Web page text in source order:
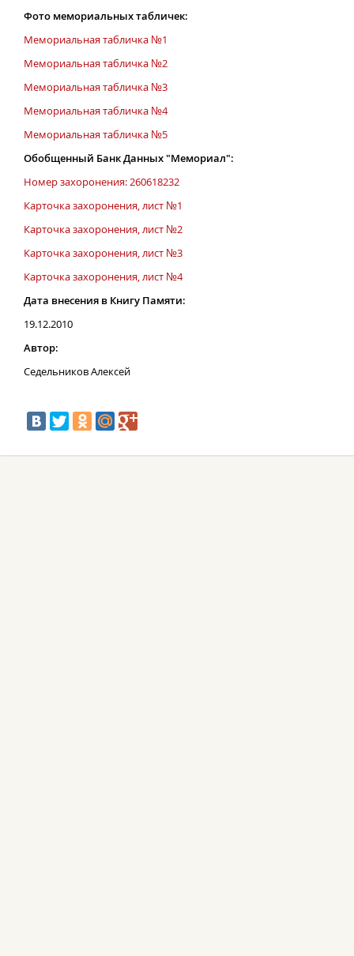
Фото мемориальных табличек:
Мемориальная табличка №1
Мемориальная табличка №2
Мемориальная табличка №3
Мемориальная табличка №4
Мемориальная табличка №5
Обобщенный Банк Данных "Мемориал":
Номер захоронения: 260618232
Карточка захоронения, лист №1
Карточка захоронения, лист №2
Карточка захоронения, лист №3
Карточка захоронения, лист №4
Дата внесения в Книгу Памяти:
19.12.2010
Автор:
Седельников Алексей